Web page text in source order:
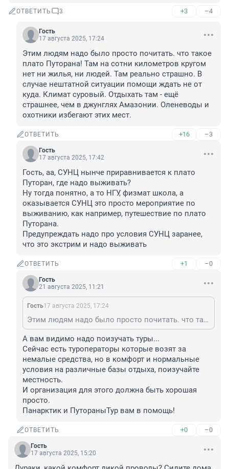
ОТВЕТИТЬ 3 +3 –4
Гость
17 августа 2025, 17:24
Этим людям надо было просто почитать. что такое
плато Путорана! Там на сотни километров кругом
нет ни жилья, ни людей. Там реально страшно. В
случае нештатной ситуации помощи ждать не от
куда. Климат суровый. Отдыхать там - ещё
страшнее, чем в джунглях Амазонии. Оленеводы и
охотники избегают этих мест.
ОТВЕТИТЬ +16 –3
Гость
17 августа 2025, 17:42
Гость, аа, СУНЦ нынче приравнивается к плато
Путоран, где надо выживать?
Ну тогда понятно, а то НГУ, физмат школа, а
оказывается СУНЦ это просто мероприятие по
выживанию, как например, путешествие по плато
Путорана.
Предупреждать надо про условия СУНЦ заранее,
что это экстрим и надо выживать
ОТВЕТИТЬ +1 –0
Гость
21 августа 2025, 11:21
Гость17 августа 2025, 17:24
Этим людям надо было просто почитать. что такое плато Путорана! Там на сотни километров кругом нет ни жилья, ни людей. Там реально страшно. В случае нештатной ситуации помощи ждать не от куда. Климат суровый. Отдыхать там - ещё страшнее, чем в джунглях Амазонии. Оленеводы и охотники избегают этих мест.
А вам видимо надо поизучать туры...
Сейчас есть туроператоры которые возят за
немалые средства, но в комфорт и нормальные
условия на различные базы отдыха, поизучайте
местность.
И организация для этого должна быть хорошая
просто.
Панарктик и ПутораныТур вам в помощь!
ОТВЕТИТЬ +0 –0
Гость
17 августа 2025, 15:20